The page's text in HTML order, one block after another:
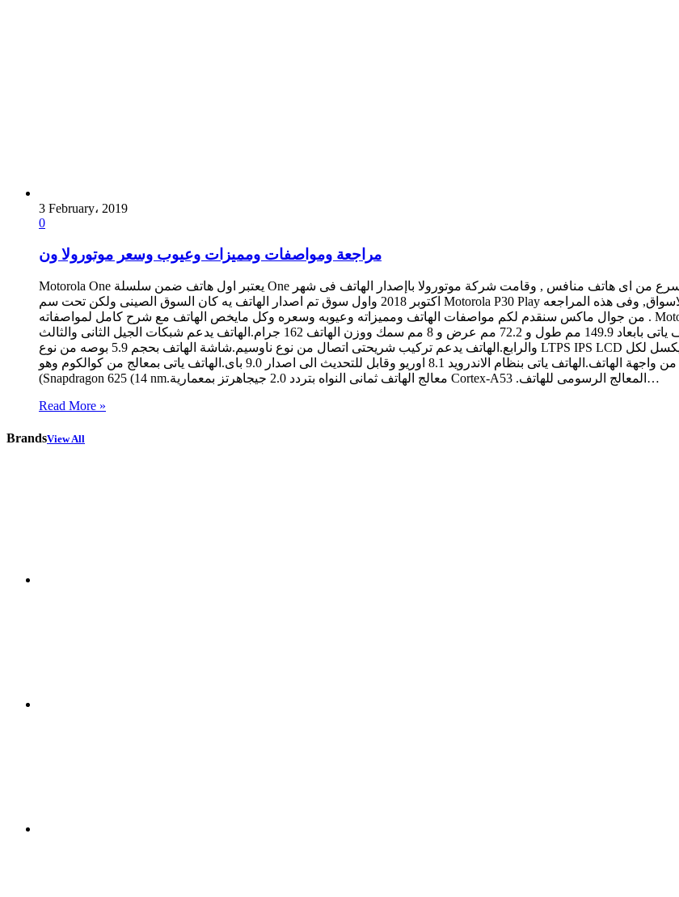
3 February، 2019
0
مراجعة ومواصفات ومميزات وعيوب وسعر موتورولا ون
Motorola One يعتبر اول هاتف ضمن سلسلة One وتيميز الهاتف الجديد من موتورولا بقدوم تحديثات نظام الاندرويد بشكل اسرع من اى هاتف منافس , وقامت شركة موتورولا باإصدار الهاتف فى شهر
اكتوبر 2018 واول سوق تم اصدار الهاتف يه كان السوق الصينى ولكن تحت سم Motorola P30 Play وهو هاتف ضمن الفئه السعريه المتوسطه ,ثم بعد ذلك تم اصداره الى باقى الاسواق, وفى هذه المراجعه
من جوال ماكس سنقدم لكم مواصفات الهاتف ومميزاته وعيوبه وسعره وكل مايخص الهاتف مع شرح كامل لمواصفاته . Motorola One – JawalMax مواصفات Motorola One: تم الاعلان عن الهاتف فى
اغسطس 2018.تم اصدار الهاتف الى الاسواق فى اكتوبر 2018.الهاتف ياتى بابعاد 149.9 مم طول و 72.2 مم عرض و 8 مم سمك ووزن الهاتف 162 جرام.الهاتف يدعم شبكات الجيل الثانى والثالث
والرابع.الهاتف يدعم تركيب شريحتى اتصال من نوع ناوسيم.شاشة الهاتف بحجم 5.9 بوصه من نوع LTPS IPS LCD وبها طبقة حمايه.دقة عرض الشاشه 1520×720 بيكسل وكثافة بيكسلات 287 بيكسل لكل
بوصه.الشاشة تدعم 16 مليون لون وتاتى بابعاد 19:9 وتحتل مساحة 79.2% من واجهة الهاتف.الهاتف ياتى بنظام الاندرويد 8.1 اوريو وقابل للتحديث الى اصدار 9.0 باى.الهاتف ياتى بمعالج من كوالكوم وهو
(Snapdragon 625 (14 nm.معالج الهاتف ثمانى النواه بتردد 2.0 جيجاهرتز بمعمارية Cortex-A53 .المعالج الرسومى للهاتف…
Read More »
BrandsView All